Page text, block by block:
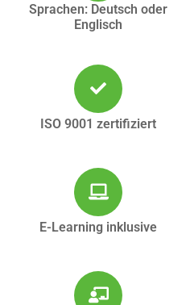
Sprachen: Deutsch oder
Englisch
ISO 9001 zertifiziert
E-Learning inklusive